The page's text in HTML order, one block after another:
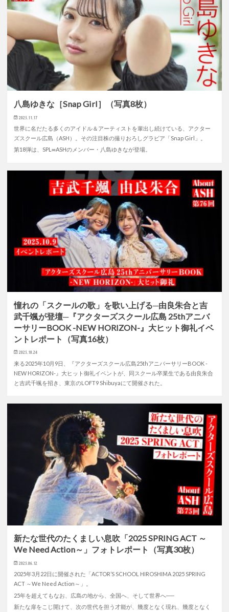
八島ゆきな［Snap Girl］（写真8枚）
2025.11.17
世界に名だたる多くのアイドル＆アーティストを輩出し続けている、アクター
ズスクール広島（ASH）。その注目株の撮りおろしグラビア「Snap Girl」。
第18弾は、SPL∞ASHのメンバー・八島ゆきなが登場。
憧れの「スクールの歌」を歌い上げる─由良朱合と吉
武千颯が登壇─『アクターズスクール広島 25thアニバ
ーサリーBOOK -NEW HORIZON-』大ヒット御礼イベ
ントレポート（写真16枚）
2025.10.24
来る2025年10月9日、『アクターズスクール広島25thアニバーサリーBOOK -
NEW HORIZON-』大ヒット御礼イベントが、同スクール卒業生である由良朱合
と吉武千颯を招き、東京のLOFT9 Shibuyaにて開催された。
新たな世代のたくましい息吹「2025 SPRING ACT ～
We Need Action～」フォトレポート（写真30枚）
2025.06.12
2025年3月22日に開催された「ACTOR’S SCHOOL HIROSHIMA 2025 SPRING
ACT ～We Need Action～」。
25年を超えてもなお、広島の地から、全国へ、そして世界へ──
新たな扉をこじ開けて、次の世代を担う才能が、幾度となく現れ、幾度となく